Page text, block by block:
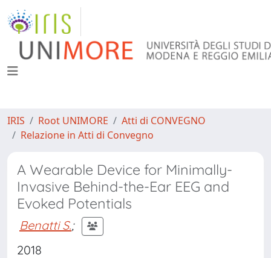
IRIS Root UNIMORE
Atti di CONVEGNO
Relazione in Atti di Convegno
A Wearable Device for Minimally-
Invasive Behind-the-Ear EEG and
Evoked Potentials
Benatti S.;
2018